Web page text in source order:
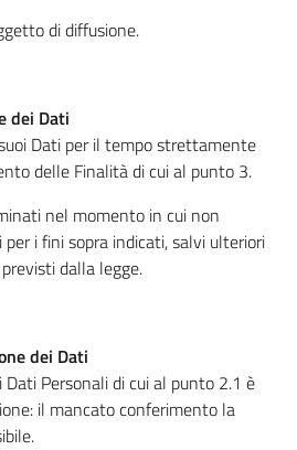
di diffusione.
dei Dati
Dati per il tempo strettamente
delle Finalità di cui al punto 3.
nel momento in cui non
i fini sopra indicati, salvi ulteriori
dalla legge.
dei Dati
Personali di cui al punto 2.1 è
il mancato conferimento la